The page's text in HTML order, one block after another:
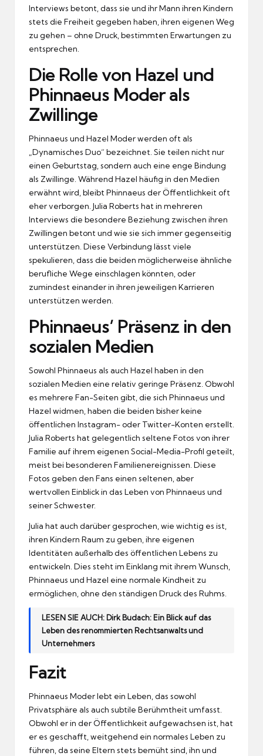
Interviews betont, dass sie und ihr Mann ihren Kindern
stets die Freiheit gegeben haben, ihren eigenen Weg
zu gehen – ohne Druck, bestimmten Erwartungen zu
entsprechen.
Die Rolle von Hazel und
Phinnaeus Moder als
Zwillinge
Phinnaeus und Hazel Moder werden oft als
„Dynamisches Duo“ bezeichnet. Sie teilen nicht nur
einen Geburtstag, sondern auch eine enge Bindung
als Zwillinge. Während Hazel häufig in den Medien
erwähnt wird, bleibt Phinnaeus der Öffentlichkeit oft
eher verborgen. Julia Roberts hat in mehreren
Interviews die besondere Beziehung zwischen ihren
Zwillingen betont und wie sie sich immer gegenseitig
unterstützen. Diese Verbindung lässt viele
spekulieren, dass die beiden möglicherweise ähnliche
berufliche Wege einschlagen könnten, oder
zumindest einander in ihren jeweiligen Karrieren
unterstützen werden.
Phinnaeus’ Präsenz in den
sozialen Medien
Sowohl Phinnaeus als auch Hazel haben in den
sozialen Medien eine relativ geringe Präsenz. Obwohl
es mehrere Fan-Seiten gibt, die sich Phinnaeus und
Hazel widmen, haben die beiden bisher keine
öffentlichen Instagram- oder Twitter-Konten erstellt.
Julia Roberts hat gelegentlich seltene Fotos von ihrer
Familie auf ihrem eigenen Social-Media-Profil geteilt,
meist bei besonderen Familienereignissen. Diese
Fotos geben den Fans einen seltenen, aber
wertvollen Einblick in das Leben von Phinnaeus und
seiner Schwester.
Julia hat auch darüber gesprochen, wie wichtig es ist,
ihren Kindern Raum zu geben, ihre eigenen
Identitäten außerhalb des öffentlichen Lebens zu
entwickeln. Dies steht im Einklang mit ihrem Wunsch,
Phinnaeus und Hazel eine normale Kindheit zu
ermöglichen, ohne den ständigen Druck des Ruhms.
LESEN SIE AUCH: Dirk Budach: Ein Blick auf das
Leben des renommierten Rechtsanwalts und
Unternehmers
Fazit
Phinnaeus Moder lebt ein Leben, das sowohl
Privatsphäre als auch subtile Berühmtheit umfasst.
Obwohl er in der Öffentlichkeit aufgewachsen ist, hat
er es geschafft, weitgehend ein normales Leben zu
führen, da seine Eltern stets bemüht sind, ihn und